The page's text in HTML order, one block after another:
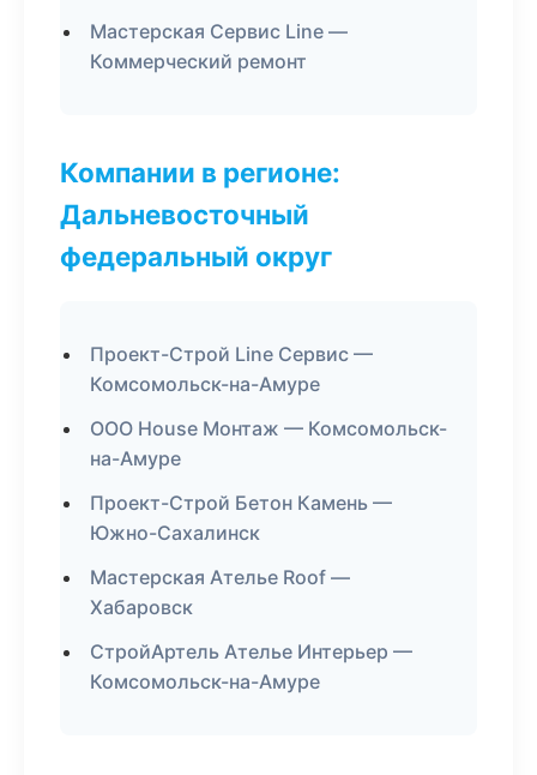
Мастерская Сервис Line —
Коммерческий ремонт
Компании в регионе:
Дальневосточный
федеральный округ
Проект-Строй Line Сервис —
Комсомольск-на-Амуре
ООО House Монтаж — Комсомольск-
на-Амуре
Проект-Строй Бетон Камень —
Южно-Сахалинск
Мастерская Ателье Roof —
Хабаровск
СтройАртель Ателье Интерьер —
Комсомольск-на-Амуре